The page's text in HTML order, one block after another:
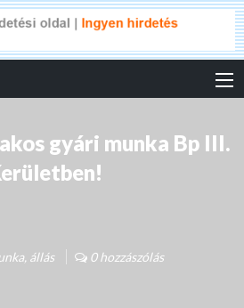
gyári munka Bp III.
állás 0 hozzászólás